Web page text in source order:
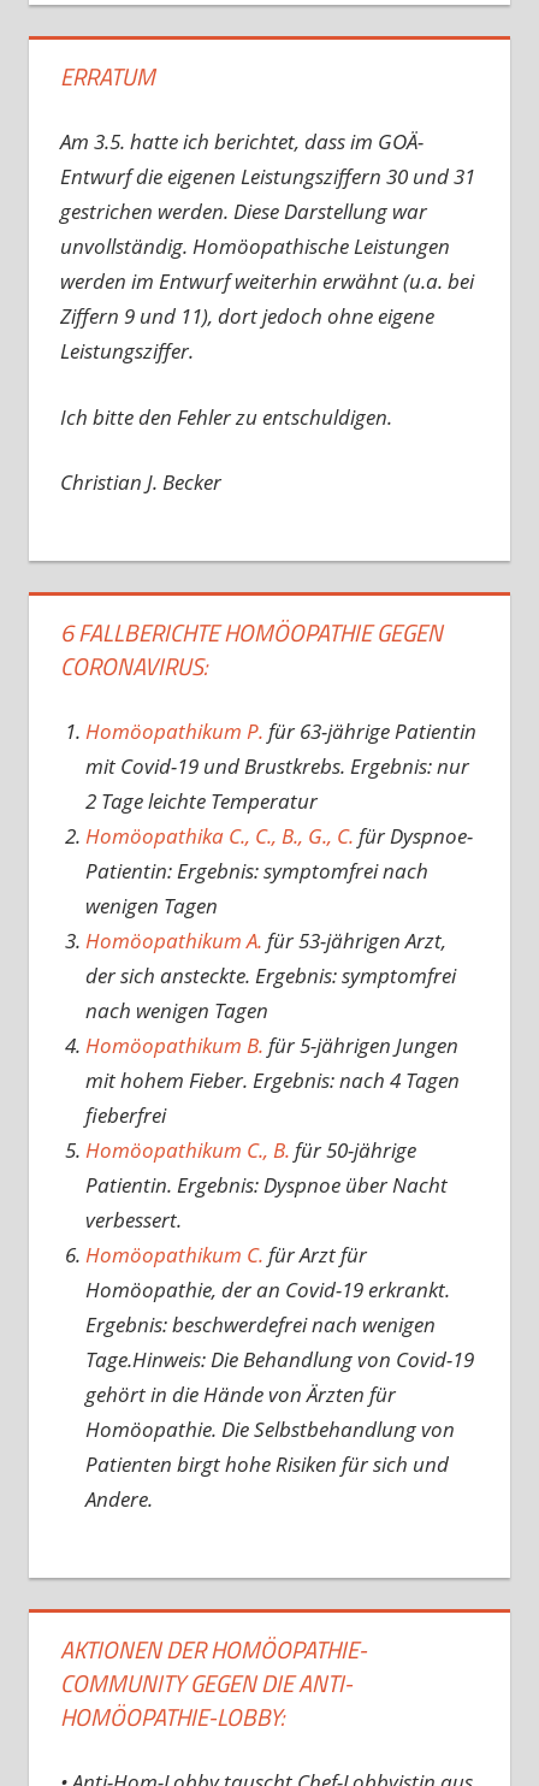
ERRATUM
Am 3.5. hatte ich berichtet, dass im GOÄ-
Entwurf die eigenen Leistungsziffern 30 und 31
gestrichen werden. Diese Darstellung war
unvollständig. Homöopathische Leistungen
werden im Entwurf weiterhin erwähnt (u.a. bei
Ziffern 9 und 11), dort jedoch ohne eigene
Leistungsziffer.
Ich bitte den Fehler zu entschuldigen.
Christian J. Becker
6 FALLBERICHTE HOMÖOPATHIE GEGEN
CORONAVIRUS:
Homöopathikum P. für 63-jährige Patientin
mit Covid-19 und Brustkrebs. Ergebnis: nur
2 Tage leichte Temperatur
Homöopathika C., C., B., G., C. für Dyspnoe-
Patientin: Ergebnis: symptomfrei nach
wenigen Tagen
Homöopathikum A. für 53-jährigen Arzt,
der sich ansteckte. Ergebnis: symptomfrei
nach wenigen Tagen
Homöopathikum B. für 5-jährigen Jungen
mit hohem Fieber. Ergebnis: nach 4 Tagen
fieberfrei
Homöopathikum C., B. für 50-jährige
Patientin. Ergebnis: Dyspnoe über Nacht
verbessert.
Homöopathikum C. für Arzt für
Homöopathie, der an Covid-19 erkrankt.
Ergebnis: beschwerdefrei nach wenigen
Tage.Hinweis: Die Behandlung von Covid-19
gehört in die Hände von Ärzten für
Homöopathie. Die Selbstbehandlung von
Patienten birgt hohe Risiken für sich und
Andere.
AKTIONEN DER HOMÖOPATHIE-
COMMUNITY GEGEN DIE ANTI-
HOMÖOPATHIE-LOBBY: